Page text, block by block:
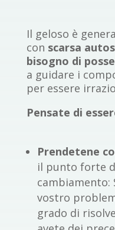
Il geloso è
con scarsa
bisogno di
a guidare i
per essere
Pensate di
Prendetene
il punto forte
cambiamento:
vostro
grado di